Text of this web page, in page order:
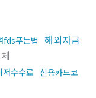
fds푸는법
해외자금
수수료 신용카드코